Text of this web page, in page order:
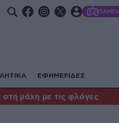
GAMES
ΕΦΗΜΕΡΙΔΕΣ
μάχη με τις φλόγες